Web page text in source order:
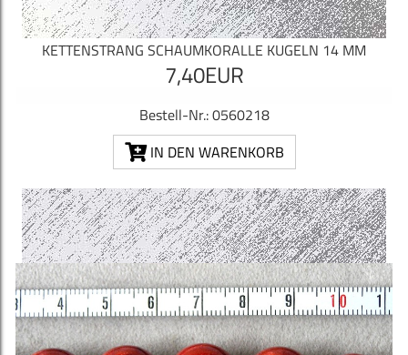
KETTENSTRANG SCHAUMKORALLE KUGELN 14 MM
7,40EUR
Bestell-Nr.: 0560218
IN DEN WARENKORB